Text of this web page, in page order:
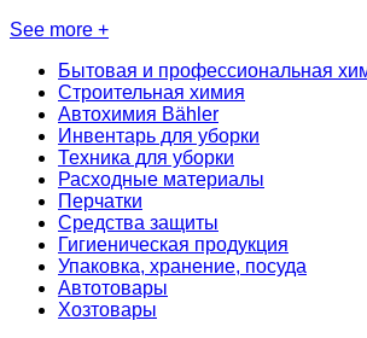
See more +
Бытовая и профессиональная
Строительная химия
Автохимия Bähler
Инвентарь для уборки
Техника для уборки
Расходные материалы
Перчатки
Средства защиты
Гигиеническая продукция
Упаковка, хранение, посуда
Автотовары
Хозтовары